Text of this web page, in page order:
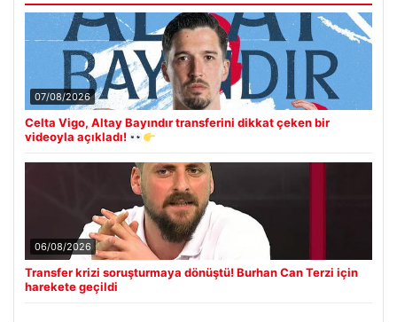
07/08/2026
Celta Vigo, Altay Bayındır transferini dikkat çeken bir
videoyla açıkladı!
06/08/2026
Transfer krizi soruşturmaya dönüştü! Burhan Can Terzi için
harekete geçildi